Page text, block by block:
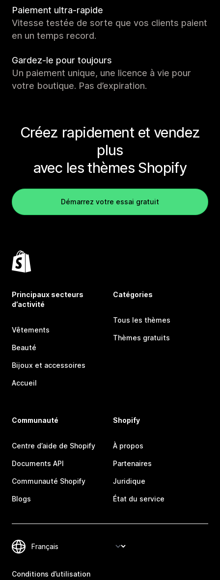
Paiement ultra-rapide
Vitesse testée de sorte que vos clients paient
en un temps record.
Gardez-le pour toujours
Un paiement unique, une licence à vie pour
votre boutique. Pas d’expiration.
Créez rapidement et vendez
plus
avec les thèmes Shopify
Démarrez votre essai gratuit
Principaux secteurs
d’activité
Vêtements
Beauté
Bijoux et accessoires
Accueil
Catégories
Tous les thèmes
Thèmes gratuits
Communauté
Centre d’aide de Shopify
Documents API
Communauté Shopify
Blogs
Shopify
À propos
Partenaires
Juridique
État du service
Conditions d’utilisation